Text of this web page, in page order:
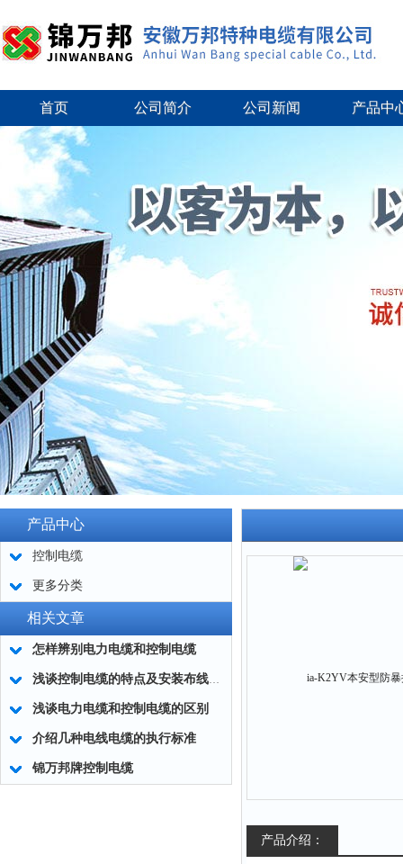
首页 公司简介 公司新闻 产品中
产品中心
控制电缆
更多分类
相关文章
怎样辨别电力电缆和控制电缆
浅谈控制电缆的特点及安装布线的注意事项
浅谈电力电缆和控制电缆的区别
介绍几种电线电缆的执行标准
锦万邦牌控制电缆
产品介绍：